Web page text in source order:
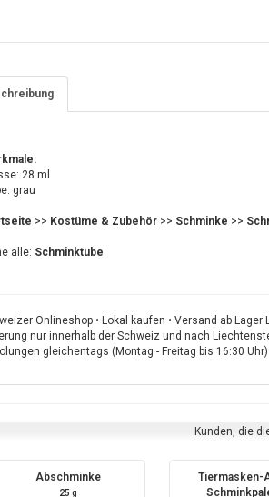
28 ml
grau
>> Kostüme & Zubehör>> Schminke >>
alle: Schminktube
Onlineshop • Lokal kaufen • Versand ab Lager
nur innerhalb der Schweiz und nach
gleichentags (Montag - Freitag bis 16:30
Kunden, die
Abschminke
25 g
Tiermasken-